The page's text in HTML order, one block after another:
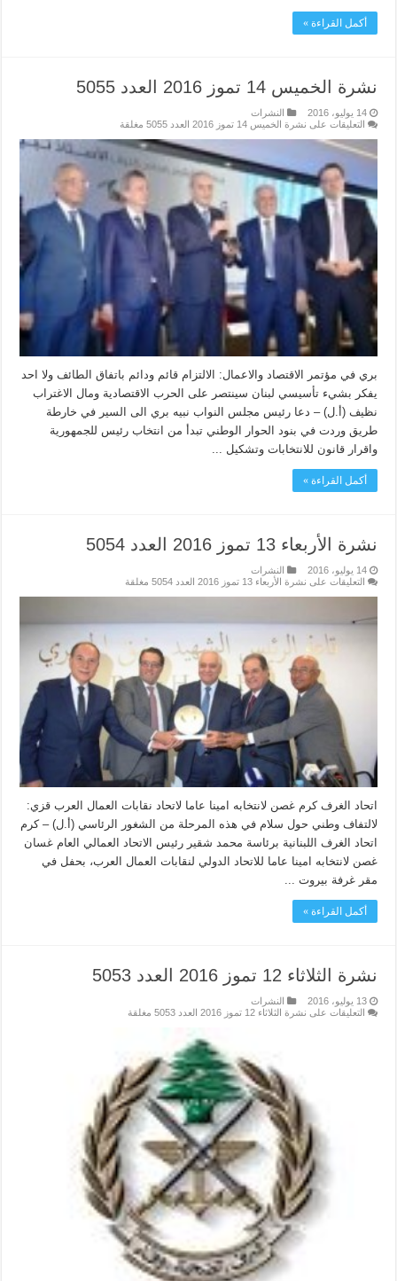
أكمل القراءة »
نشرة الخميس 14 تموز 2016 العدد 5055
14 يوليو، 2016
النشرات
التعليقات على نشرة الخميس 14 تموز 2016 العدد 5055 مغلقة
بري في مؤتمر الاقتصاد والاعمال: الالتزام قائم ودائم باتفاق الطائف ولا احد
يفكر بشيء تأسيسي لبنان سينتصر على الحرب الاقتصادية ومال الاغتراب
نظيف (أ.ل) – دعا رئيس مجلس النواب نبيه بري الى السير في خارطة
طريق وردت في بنود الحوار الوطني تبدأ من انتخاب رئيس للجمهورية
واقرار قانون للانتخابات وتشكيل ...
أكمل القراءة »
نشرة الأربعاء 13 تموز 2016 العدد 5054
14 يوليو، 2016
النشرات
التعليقات على نشرة الأربعاء 13 تموز 2016 العدد 5054 مغلقة
اتحاد الغرف كرم غصن لانتخابه امينا عاما لاتحاد نقابات العمال العرب قزي:
لالتفاف وطني حول سلام في هذه المرحلة من الشغور الرئاسي (أ.ل) – كرم
اتحاد الغرف اللبنانية برئاسة محمد شقير رئيس الاتحاد العمالي العام غسان
غصن لانتخابه امينا عاما للاتحاد الدولي لنقابات العمال العرب، بحفل في
مقر غرفة بيروت ...
أكمل القراءة »
نشرة الثلاثاء 12 تموز 2016 العدد 5053
13 يوليو، 2016
النشرات
التعليقات على نشرة الثلاثاء 12 تموز 2016 العدد 5053 مغلقة